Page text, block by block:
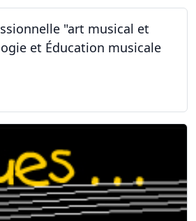
"art musical et
et Éducation musicale